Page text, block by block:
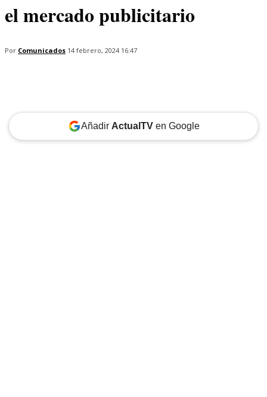
el mercado publicitario
Por Comunicados 14 febrero, 2024 16:47
Añadir ActualTVen Google